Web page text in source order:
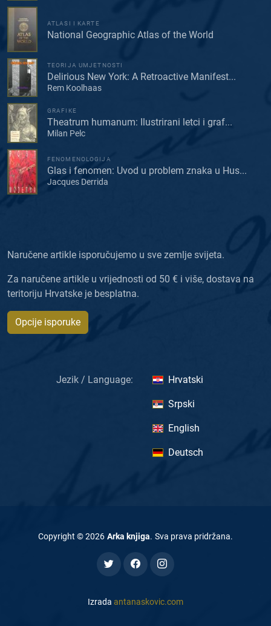
ATLASI I KARTE
National Geographic Atlas of the World
TEORIJA UMJETNOSTI
Delirious New York: A Retroactive Manifest...
Rem Koolhaas
GRAFIKE
Theatrum humanum: Ilustrirani letci i graf...
Milan Pelc
FENOMENOLOGIJA
Glas i fenomen: Uvod u problem znaka u Hus...
Jacques Derrida
Naručene artikle isporučujemo u sve zemlje svijeta.
Za naručene artikle u vrijednosti od 50 € i više, dostava na
teritoriju Hrvatske je besplatna.
Opcije isporuke
Jezik / Language: Hrvatski
Srpski
English
Deutsch
Copyright ©2026 Arka knjiga. Sva prava pridržana.
Izrada antanaskovic.com